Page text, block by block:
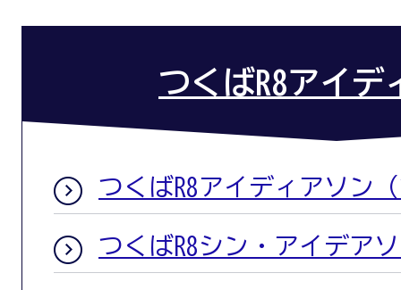
つくばR8アイデ
つくばR8アイディアソン
つくばR8シン・アイデア